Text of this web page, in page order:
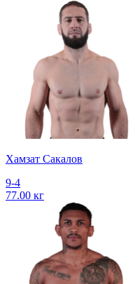
Хамзат Сакалов
9-4
77.00 кг